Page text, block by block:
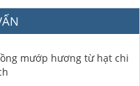
mướp hương từ hạt chi